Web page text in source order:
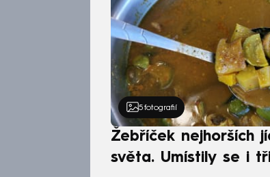
5 fotografií
Žebříček nejhorších
světa. Umístily se i